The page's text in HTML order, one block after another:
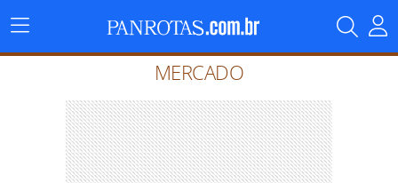
Menu
Principal
MERCADO